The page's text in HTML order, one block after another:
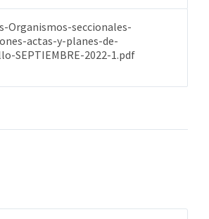
Organismos-seccionales-
actas-y-planes-de-
SEPTIEMBRE-2022-1.pdf